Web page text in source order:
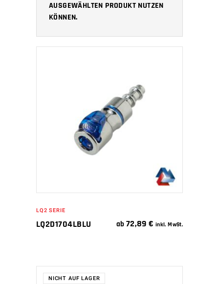
AUSGEWÄHLTEN PRODUKT NUTZEN
KÖNNEN.
IN DEN WARENKORB
LQ2 SERIE
LQ2D1704LBLU ab 72,89€ inkl. MwSt.
NICHT AUF LAGER